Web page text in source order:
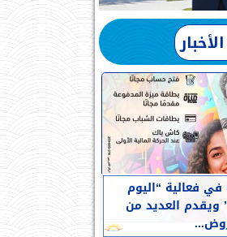
فعالية “اليوم
ويقدم العديد من